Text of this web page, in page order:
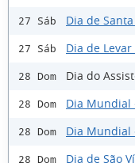
27 Sáb Dia de
27 Sáb Dia de
28 Dom Dia do
28 Dom Dia Mundial
28 Dom Dia Mundial
28 Dom Dia de São